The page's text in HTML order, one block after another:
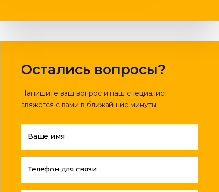
Остались вопросы?
Напишите ваш вопрос и наш специалист
свяжется с вами в ближайшие минуты
Ваше имя
Телефон для связи